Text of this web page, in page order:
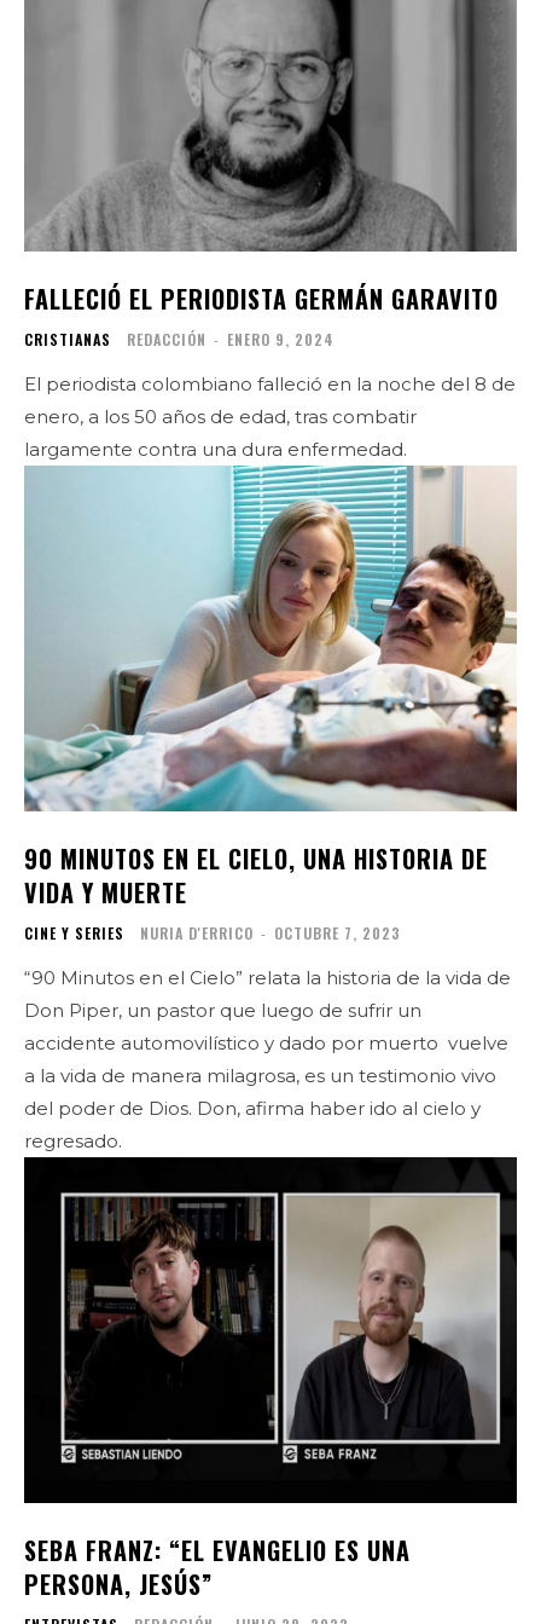
FALLECIÓ EL PERIODISTA GERMÁN GARAVITO
CRISTIANAS REDACCIÓN - ENERO 9, 2024
El periodista colombiano falleció en la noche del 8 de
enero, a los 50 años de edad, tras combatir
largamente contra una dura enfermedad.
90 MINUTOS EN EL CIELO, UNA HISTORIA DE
VIDA Y MUERTE
CINE Y SERIES NURIA D'ERRICO - OCTUBRE 7, 2023
“90 Minutos en el Cielo” relata la historia de la vida de
Don Piper, un pastor que luego de sufrir un
accidente automovilístico y dado por muerto vuelve
a la vida de manera milagrosa, es un testimonio vivo
del poder de Dios. Don, afirma haber ido al cielo y
regresado.
SEBA FRANZ: “EL EVANGELIO ES UNA
PERSONA, JESÚS”